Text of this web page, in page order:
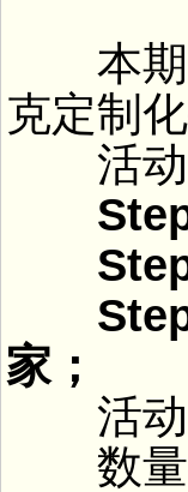
本期
克定制
活动
Step
Step
Step 3
家；
活动
数量